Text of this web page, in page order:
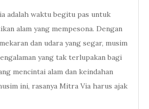
adalah waktu begitu pas untuk
alam yang mempesona. Dengan
dan udara yang segar, musim
yang tak terlupakan bagi
mencintai alam dan keindahan
ini, rasanya Mitra Via harus ajak